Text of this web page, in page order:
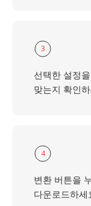
3
선택한 설정
맞는지 확인
4
변환 버튼을
다운로드하세